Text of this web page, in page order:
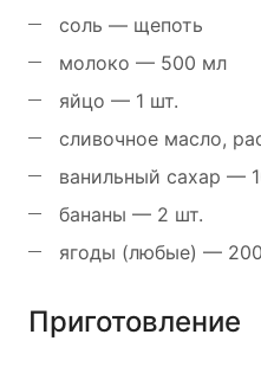
соль — щепоть
молоко — 500 мл
яйцо — 1 шт.
сливочное масло,
ванильный сахар —
бананы — 2 шт.
ягоды (любые) —
Приготовление